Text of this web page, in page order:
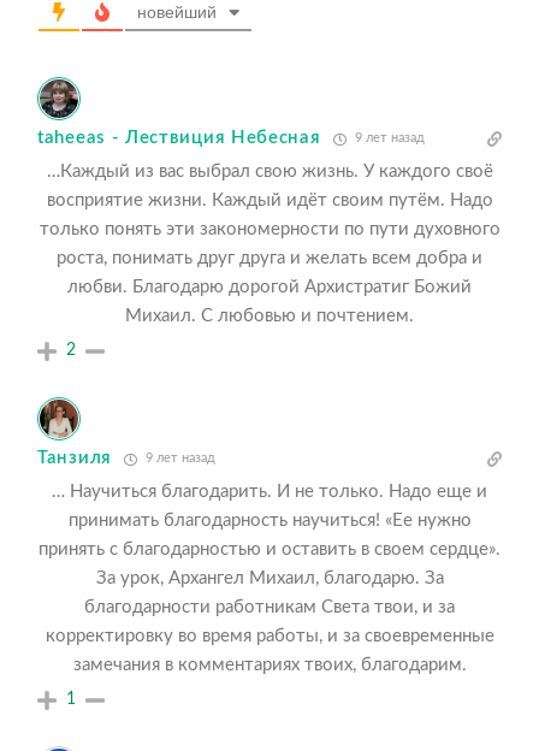
новейший
taheeas - Лествиция Небесная 9 лет назад
…Каждый из вас выбрал свою жизнь. У каждого своё
восприятие жизни. Каждый идёт своим путём. Надо
только понять эти закономерности по пути духовного
роста, понимать друг друга и желать всем добра и
любви. Благодарю дорогой Архистратиг Божий
Михаил. С любовью и почтением.
2
Танзиля 9 лет назад
… Научиться благодарить. И не только. Надо еще и
принимать благодарность научиться! «Ее нужно
принять с благодарностью и оставить в своем сердце».
За урок, Архангел Михаил, благодарю. За
благодарности работникам Света твои, и за
корректировку во время работы, и за своевременные
замечания в комментариях твоих, благодарим.
1